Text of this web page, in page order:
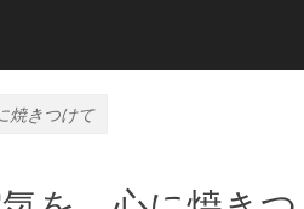
焼きつけて